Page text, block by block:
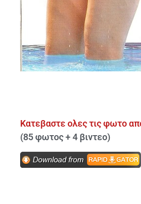
Κατεβαστε ολες τις φωτο
(85 φωτος + 4 βιντεο)